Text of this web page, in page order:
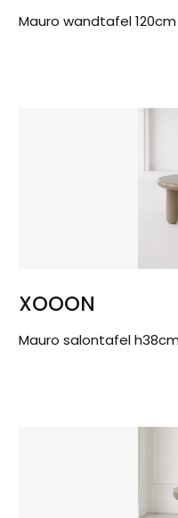
Mauro wandtafel 120cm
XOOON
Mauro salontafel h38cm